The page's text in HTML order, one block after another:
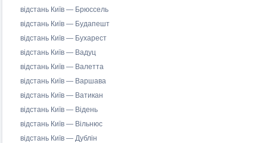
відстань Київ — Брюссель
відстань Київ — Будапешт
відстань Київ — Бухарест
відстань Київ — Вадуц
відстань Київ — Валетта
відстань Київ — Варшава
відстань Київ — Ватикан
відстань Київ — Відень
відстань Київ — Вільнюс
відстань Київ — Дублін